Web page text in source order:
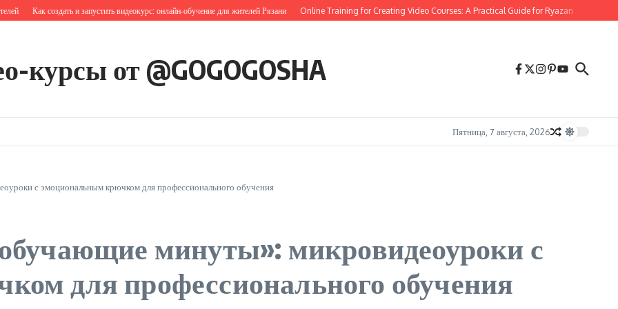
Как создать и запустить видеокурс: онлайн‑обучение для жителей Рязани Online Training for Creating Video Courses: A Practical Guide for Ryazan Online
курсы от @GOGOGOSHA
Пятница, 7 августа, 2026
с эмоциональным крючком для профессионального обучения
минуты»: микровидеоуроки с
для профессионального обучения